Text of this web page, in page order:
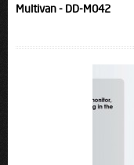
Multivan - DD-M042